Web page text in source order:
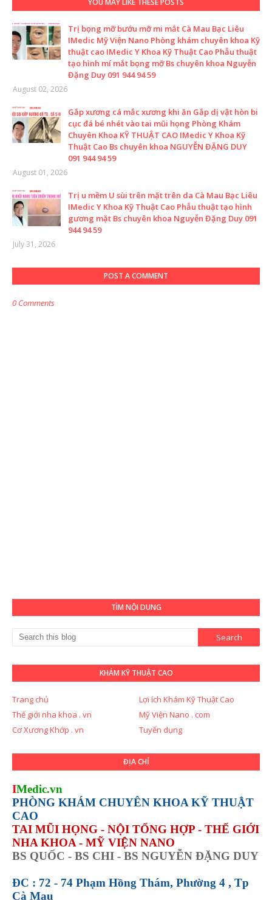
Trị bọng mỡ bướu mỡ mi mắt Cà Mau Bạc Liêu
IMedic Mỹ Viện Nano Phòng khám chuyên khoa Kỹ
thuật cao IMedic Y Khoa Kỹ Thuật Cao Phẫu thuật
tạo hình mí mắt bọng mỡ Bs chuyên khoa Nguyễn
Đặng Duy 091 944 94 59
August 02, 2026
Gắp xương cá mắc xương khi ăn Gắp dị vật hòn bi
cục đá bé nhét vào tai mũi họng Phòng Khám
Chuyên Khoa KỸ THUẬT CAO IMedic Y Khoa Kỹ
Thuật Cao Bs chuyên khoa NGUYỄN ĐẶNG DUY
091 944 94 59
August 01, 2026
Trị u mềm U sùi trên mặt trên da Cà Mau Bạc Liêu
IMedic Y Khoa Kỹ Thuật Cao Phẫu thuật tạo hình
gương mặt Bs chuyên khoa Nguyễn Đặng Duy 091
944 94 59
July 31, 2026
POST A COMMENT
0 Comments
TÌM NỘI DUNG
KHÁM KỸ THUẬT CAO
Trang chủ
Lợi ích Khám Kỹ Thuật Cao
Thế giới nha khoa . vn
Mỹ Viện Nano . com
Cơ Xương Khớp . vn
Tuyển dụng
ĐỊA CHỈ
IMedic.vn
PHÒNG KHÁM CHUYÊN KHOA KỸ THUẬT
CAO
TAI MŨI HỌNG - NỘI TỔNG HỢP - THẾ GIỚI
NHA KHOA - MỸ VIỆN NANO
BS QUỐC - BS CHI - BS NGUYỄN ĐẶNG DUY
ĐC : 72 - 74 Phạm Hồng Thám, Phường 4 , Tp
Cà Mau